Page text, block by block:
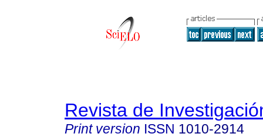
Revista de
Print version ISSN 1010-2914